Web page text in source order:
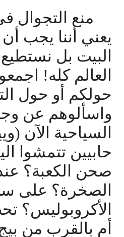
منع التجوال
يعني أننا يجب
البيت بل
العالم كله!
حولكم أو حول
واسألوهم عن
السياحية الآن
حابيين تتمشوا
صحن الكعبة؟
الصخرة؟ على
الأكروبوليس؟
أم بالقرب من